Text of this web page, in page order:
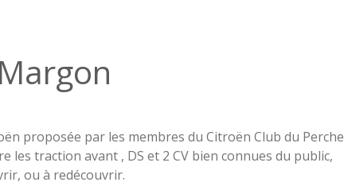
proposée par les membres du Citroën Club du Perche
les traction avant , DS et 2 CV bien connues du public,
ou à redécouvrir.